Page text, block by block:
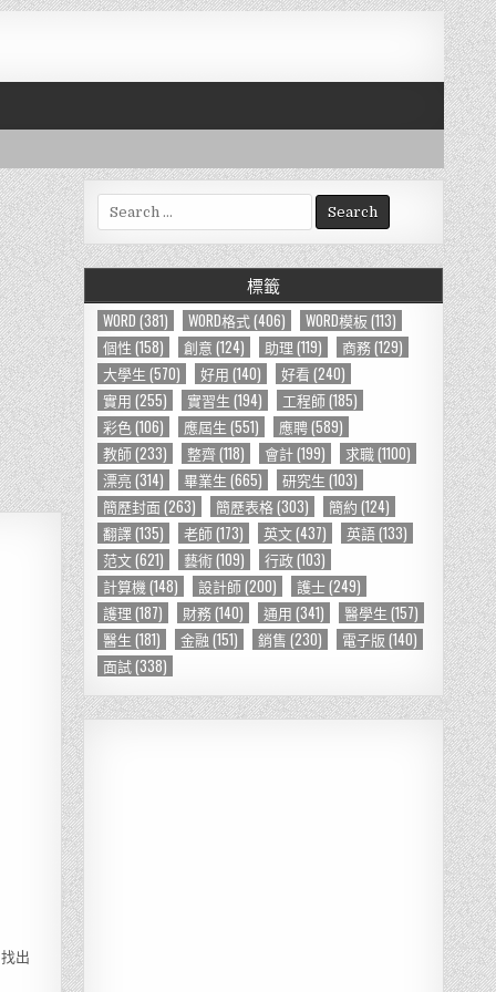
出
e
a
r
h
f
o
r
標籤
WORD (381) WORD格式(406) WORD模板(113)
個性 (158) 創意 (124) 助理 (119) 商務(129)
大學生 (570) 好用 (140) 好看 (240)
實用 (255) 實習生 (194) 工程師(185)
彩色(106) 應屆生 (551) 應聘(589)
教師(233) 整齊(118) 會計(199) 求職(1100)
漂亮 (314) 畢業生 (665) 研究生 (103)
簡歷封面(263) 簡歷表格(303) 簡約 (124)
翻譯(135) 老師(173) 英文(437) 英語(133)
范文(621) 藝術(109) 行政(103)
計算機 (148) 設計師(200) 護士(249)
護理 (187) 財務(140) 通用 (341) 醫學生 (157)
醫生 (181) 金融 (151) 銷售 (230) 電子版 (140)
面試(338)